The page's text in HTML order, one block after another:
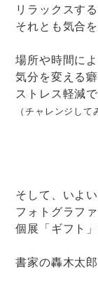
リラックスす
それとも気合
場所や時間に
気分を変える
ストレス軽減
（チャレンジして
そして、いよ
フォトグラフ
個展「ギフト
書家の轟木太